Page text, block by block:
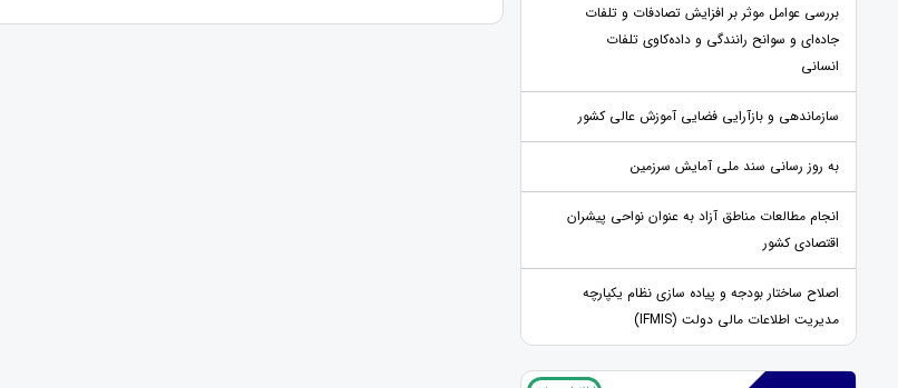
بررسی عوامل موثر بر افزایش تصادفات و تلفات
جاده‌ای و سوانح رانندگی و داده‌کاوی تلفات
انسانی
سازماندهی و بازآرایی فضایی آموزش عالی کشور
به روز رسانی سند ملی آمایش سرزمین
انجام مطالعات مناطق آزاد به عنوان نواحی پیشران
اقتصادی کشور
اصلاح ساختار بودجه و پیاده سازی نظام یکپارچه
مدیریت اطلاعات مالی دولت (IFMIS)